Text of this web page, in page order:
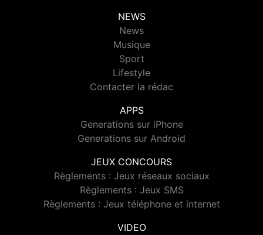
NEWS
News
Musique
Sport
Lifestyle
Contacter la rédac
APPS
Generations sur iPhone
Generations sur Android
JEUX CONCOURS
Règlements : Jeux réseaux sociaux
Règlements : Jeux SMS
Règlements : Jeux téléphone et internet
VIDEO